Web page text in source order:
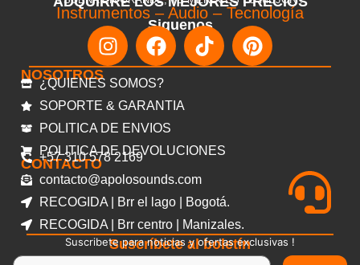
Instrumentos – Audio – Tecnología
Siguenos
NOSOTROS
¿QUIENES SOMOS?
SOPORTE & GARANTIA
POLITICA DE ENVIOS
POLITICA DE DEVOLUCIONES
CONTACTO
+57 310 578 2169
contacto@apolosounds.com
RECOGIDA | Brr el lago | Bogotá.
RECOGIDA | Brr centro | Manizales.
Suscríbete al boletín
Suscribete para noticias y ofertas exclusivas !